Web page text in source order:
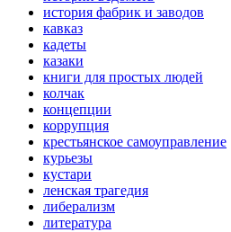
история фабрик и заводов
кавказ
кадеты
казаки
книги для простых людей
колчак
концепции
коррупция
крестьянское самоуправление
курьезы
кустари
ленская трагедия
либерализм
литература